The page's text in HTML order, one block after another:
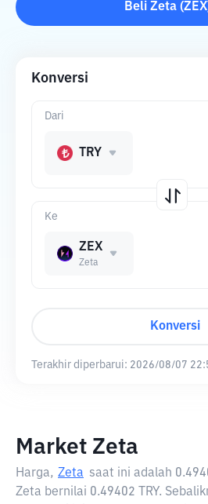
Beli Zeta(ZEX
Konversi
Ke
ZEX
Zeta
Dari
TRY
Konversi
Terakhir diperbarui: 2026/08/07
Market Zeta
Harga, Zeta saat ini adalah
Zeta bernilai 0.49402 TRY.